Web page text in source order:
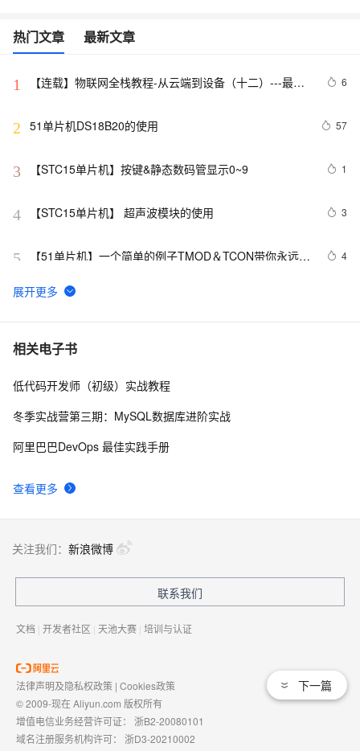
热门文章 最新文章
1
【连载】物联网全栈教程-从云端到设备（十二）---最简
6
2 51单片机DS18B20的使用 57
3 【STC15单片机】按键&静态数码管显示0~9 1
4 【STC15单片机】 超声波模块的使用 3
5
【51单片机】一个简单的例子TMOD＆TCON带你永远理
4
6 单片机控制LED数码管的显示
7 嵌入式单片机智能药盒设计（含代码）
8 基于单片机的红绿黄灯设计（单片机实验交通灯设计）
次数]
相关电子书
查看更多
低代码开发师（初级）实战教程
冬季实战营第三期：MySQL数据库进阶实战
阿里巴巴DevOps 最佳实践手册
下一篇
关注我们： 新浪微博
联系我们
文档 | 开发者社区 | 天池大赛 | 培训与认证
法律声明及隐私权政策 | Cookies政策
© 2009-现在 Aliyun.com 版权所有
增值电信业务经营许可证： 浙B2-20080101
域名注册服务机构许可： 浙D3-20210002